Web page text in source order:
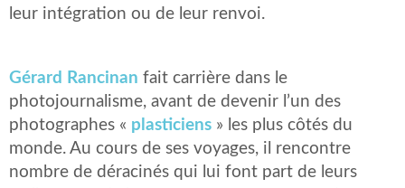
leur intégration ou de leur renvoi.
Gérard Rancinan fait carrière dans le
photojournalisme, avant de devenir l’un des
photographes « plasticiens » les plus côtés du
monde. Au cours de ses voyages, il rencontre
nombre de déracinés qui lui font part de leurs